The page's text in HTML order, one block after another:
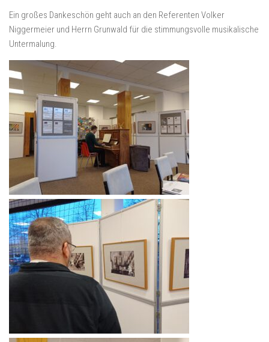
Ein großes Dankeschön geht auch an den Referenten Volker
Niggermeier und Herrn Grunwald für die stimmungsvolle musikalische
Untermalung.